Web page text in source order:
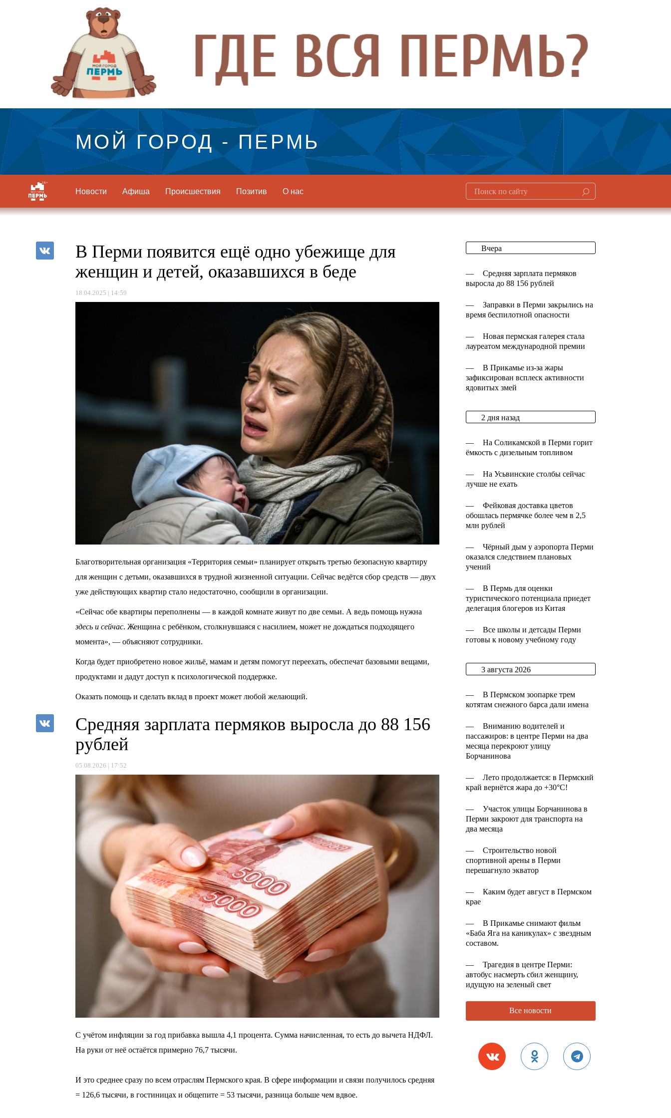
МОЙ ГОРОД - ПЕРМЬ
Новости Афиша Происшествия Позитив О нас
В Перми появится ещё одно убежище для
женщин и детей, оказавшихся в беде
18.04.2025 | 14:59
Благотворительная организация «Территория семьи» планирует открыть третью безопасную квартиру
для женщин с детьми, оказавшихся в трудной жизненной ситуации. Сейчас ведётся сбор средств — двух
уже действующих квартир стало недостаточно, сообщили в организации.
«Сейчас обе квартиры переполнены — в каждой комнате живут по две семьи. А ведь помощь нужна
здесь и сейчас. Женщина с ребёнком, столкнувшаяся с насилием, может не дождаться подходящего
момента», — объясняют сотрудники.
Когда будет приобретено новое жильё, мамам и детям помогут переехать, обеспечат базовыми вещами,
продуктами и дадут доступ к психологической поддержке.
Оказать помощь и сделать вклад в проект может любой желающий.
Средняя зарплата пермяков выросла до 88 156
рублей
05.08.2026 | 17:52
С учётом инфляции за год прибавка вышла 4,1 процента. Сумма начисленная, то есть до вычета НДФЛ.
На руки от неё остаётся примерно 76,7 тысячи.
И это среднее сразу по всем отраслям Пермского края. В сфере информации и связи получилось средняя
= 126,6 тысячи, в гостиницах и общепите = 53 тысячи, разница больше чем вдвое.
Вчера
—
Средняя зарплата пермяков
выросла до 88 156 рублей
—
Заправки в Перми закрылись на
время беспилотной опасности
—
Новая пермская галерея стала
лауреатом международной премии
—
В Прикамье из-за жары
зафиксирован всплеск активности
ядовитых змей
2 дня назад
—
На Соликамской в Перми горит
ёмкость с дизельным топливом
—
На Усьвинские столбы сейчас
лучше не ехать
—
Фейковая доставка цветов
обошлась пермячке более чем в 2,5
млн рублей
—
Чёрный дым у аэропорта Перми
оказался следствием плановых
учений
—
В Пермь для оценки
туристического потенциала приедет
делегация блогеров из Китая
—
Все школы и детсады Перми
готовы к новому учебному году
3 августа 2026
—
В Пермском зоопарке трем
котятам снежного барса дали имена
—
Вниманию водителей и
пассажиров: в центре Перми на два
месяца перекроют улицу
Борчанинова
—
Лето продолжается: в Пермский
край вернётся жара до +30°C!
—
Участок улицы Борчанинова в
Перми закроют для транспорта на
два месяца
—
Строительство новой
спортивной арены в Перми
перешагнуло экватор
—
Каким будет август в Пермском
крае
—
В Прикамье снимают фильм
«Баба Яга на каникулах» с звездным
составом.
—
Трагедия в центре Перми:
автобус насмерть сбил женщину,
идущую на зеленый свет
Все новости